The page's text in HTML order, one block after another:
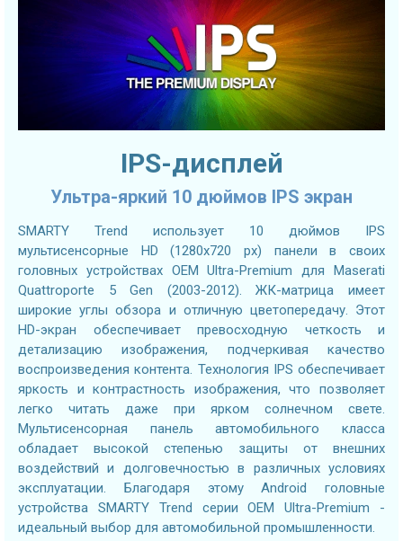
IPS-дисплей
Ультра-яркий 10 дюймов IPS экран
SMARTY Trend использует 10 дюймов IPS
мультисенсорные HD (1280х720 px) панели в своих
головных устройствах OEM Ultra-Premium для Maserati
Quattroporte 5 Gen (2003-2012). ЖК-матрица имеет
широкие углы обзора и отличную цветопередачу. Этот
HD-экран обеспечивает превосходную четкость и
детализацию изображения, подчеркивая качество
воспроизведения контента. Технология IPS обеспечивает
яркость и контрастность изображения, что позволяет
легко читать даже при ярком солнечном свете.
Мультисенсорная панель автомобильного класса
обладает высокой степенью защиты от внешних
воздействий и долговечностью в различных условиях
эксплуатации. Благодаря этому Android головные
устройства SMARTY Trend серии OEM Ultra-Premium -
идеальный выбор для автомобильной промышленности.